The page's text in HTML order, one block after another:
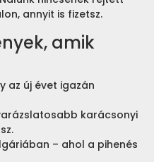
annyit is fizetsz.
amik
az új évet igazán
karácsonyi
– ahol a pihenés